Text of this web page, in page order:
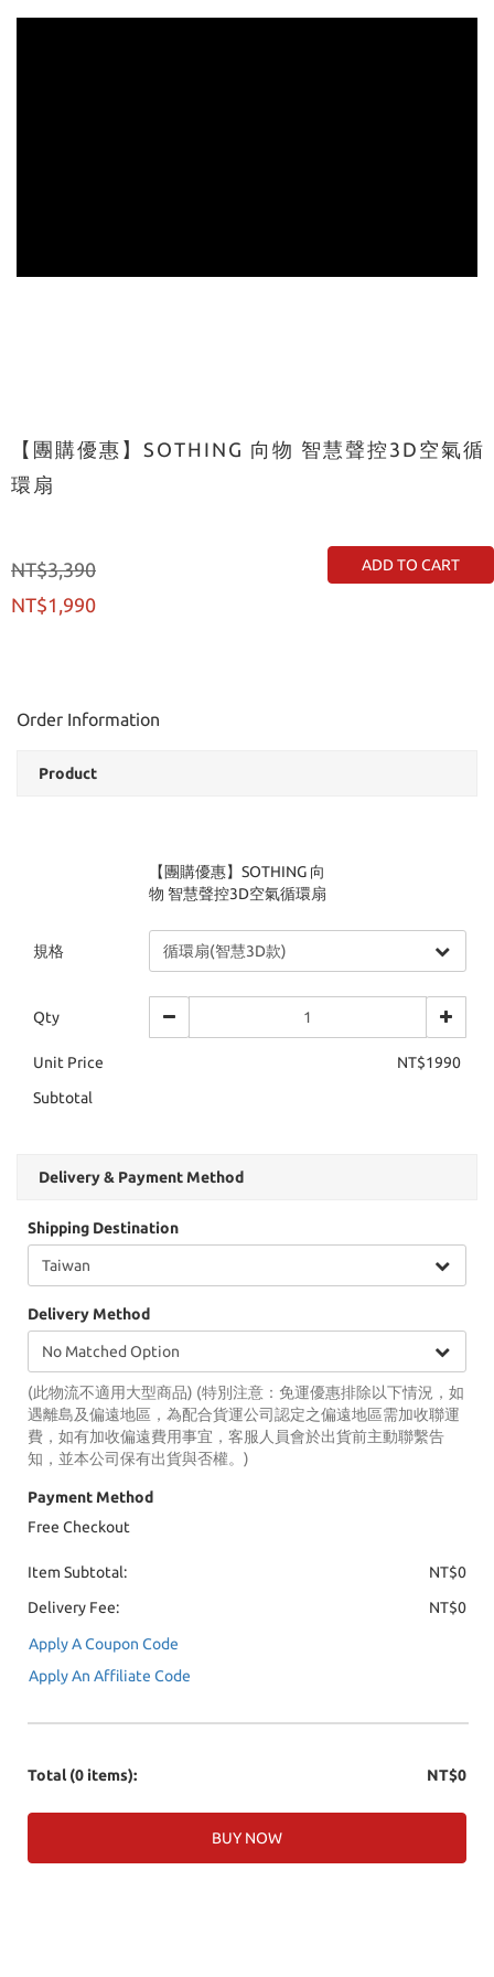
【團購優惠】SOTHING 向物 智慧聲控3D空氣循
環扇
NT$3,390
NT$1,990
ADD TO CART
Order Information
Product
【團購優惠】SOTHING 向
物 智慧聲控3D空氣循環扇
規格
Qty
Unit Price
NT$1990
Subtotal
Delivery & Payment Method
Shipping Destination
Delivery Method
(此物流不適用大型商品) (特別注意：免運優惠排除以下情況，如
遇離島及偏遠地區，為配合貨運公司認定之偏遠地區需加收聯運
費，如有加收偏遠費用事宜，客服人員會於出貨前主動聯繫告
知，並本公司保有出貨與否權。)
Payment Method
Free Checkout
Item Subtotal:
NT$0
Delivery Fee:
NT$0
Apply A Coupon Code
Apply An Affiliate Code
Total (0 items): NT$0
BUY NOW